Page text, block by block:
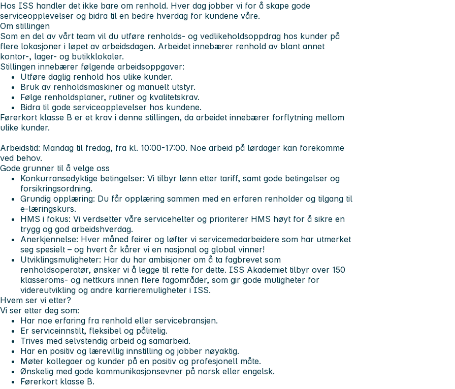
Hos ISS handler det ikke bare om renhold. Hver dag jobber vi for å skape gode
serviceopplevelser og bidra til en bedre hverdag for kundene våre.
Om stillingen
Som en del av vårt team vil du utføre renholds- og vedlikeholdsoppdrag hos kunder på
flere lokasjoner i løpet av arbeidsdagen. Arbeidet innebærer renhold av blant annet
kontor-, lager- og butikklokaler.
Stillingen innebærer følgende arbeidsoppgaver:
Utføre daglig renhold hos ulike kunder.
Bruk av renholdsmaskiner og manuelt utstyr.
Følge renholdsplaner, rutiner og kvalitetskrav.
Bidra til gode serviceopplevelser hos kundene.
Førerkort klasse B er et krav i denne stillingen, da arbeidet innebærer forflytning mellom
ulike kunder.
Arbeidstid: Mandag til fredag, fra kl. 10:00-17:00. Noe arbeid på lørdager kan forekomme
ved behov.
Gode grunner til å velge oss
Konkurransedyktige betingelser: Vi tilbyr lønn etter tariff, samt gode betingelser og
forsikringsordning.
Grundig opplæring: Du får opplæring sammen med en erfaren renholder og tilgang til
e-læringskurs.
HMS i fokus: Vi verdsetter våre servicehelter og prioriterer HMS høyt for å sikre en
trygg og god arbeidshverdag.
Anerkjennelse: Hver måned feirer og løfter vi servicemedarbeidere som har utmerket
seg spesielt – og hvert år kårer vi en nasjonal og global vinner!
Utviklingsmuligheter: Har du har ambisjoner om å ta fagbrevet som
renholdsoperatør, ønsker vi å legge til rette for dette. ISS Akademiet tilbyr over 150
klasseroms- og nettkurs innen flere fagområder, som gir gode muligheter for
videreutvikling og andre karrieremuligheter i ISS.
Hvem ser vi etter?
Vi ser etter deg som:
Har noe erfaring fra renhold eller servicebransjen.
Er serviceinnstilt, fleksibel og pålitelig.
Trives med selvstendig arbeid og samarbeid.
Har en positiv og lærevillig innstilling og jobber nøyaktig.
Møter kollegaer og kunder på en positiv og profesjonell måte.
Ønskelig med gode kommunikasjonsevner på norsk eller engelsk.
Førerkort klasse B.